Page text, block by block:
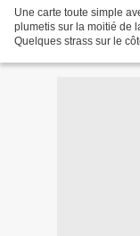
Une carte toute simple
plumetis sur la moitié de
Quelques strass sur le